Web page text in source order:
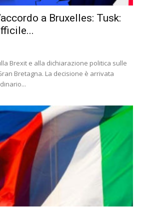
a Bruxelles: Tusk:
Brexit e alla dichiarazione politica sulle
Bretagna. La decisione è arrivata